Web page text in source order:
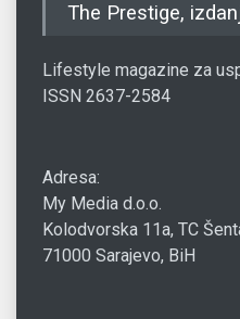
The Prestige,
Lifestyle magazine za
ISSN 2637-2584
Adresa:
My Media d.o.o.
Kolodvorska 11a, TC
71000 Sarajevo, BiH